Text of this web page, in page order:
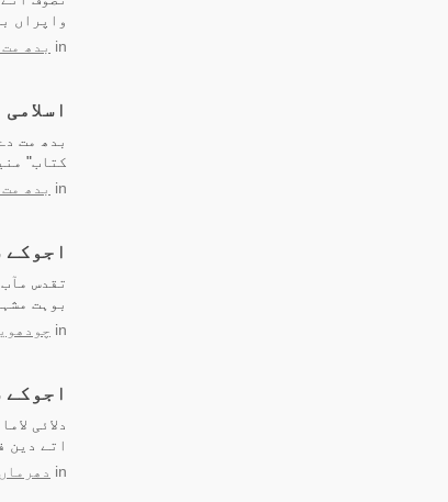
واپراں
in بدھ مت
بدھ مت
کتاب"
in بدھ مت
اجوکے
تقدس
بوہت
in
دلائی
اتے دین
in